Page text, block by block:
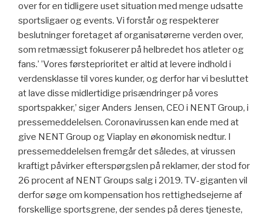
over for en tidligere uset situation med menge udsatte
sportsligaer og events. Vi forstår og respekterer
beslutninger foretaget af organisatørerne verden over,
som retmæssigt fokuserer på helbredet hos atleter og
fans.’ ’Vores førsteprioritet er altid at levere indhold i
verdensklasse til vores kunder, og derfor har vi besluttet
at lave disse midlertidige prisændringer på vores
sportspakker,’ siger Anders Jensen, CEO i NENT Group, i
pressemeddelelsen. Coronavirussen kan ende med at
give NENT Group og Viaplay en økonomisk nedtur. I
pressemeddelelsen fremgår det således, at virussen
kraftigt påvirker efterspørgslen på reklamer, der stod for
26 procent af NENT Groups salg i 2019. TV-giganten vil
derfor søge om kompensation hos rettighedsejerne af
forskellige sportsgrene, der sendes på deres tjeneste,